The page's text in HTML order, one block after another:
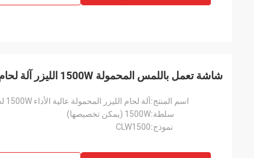
شاشة تعمل باللمس المحمولة 1500W الليزر آلة لحام الكربون الصلب
اسم المنتج:آلة لحام الليزر المحمولة عالية الأداء 1500W لحام الكربون الصلب
سلطة:1500W (يمكن تخصيصها)
نموذج:CLW1500